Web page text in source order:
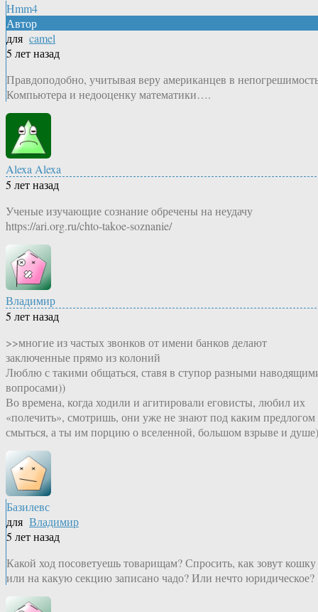
Hmm4
Автор
для camel
5 лет назад
Правдоподобно, учитывая веру американцев в
Компьютера и недооценку математики….
Alexa Alexa
5 лет назад
Ученые изучающие сознание обречены на неудачу
https://ari.org.ru/chto-takoe-soznanie/
Владимир
5 лет назад
>>многие из частых звонков от имени банков делают
заключенные прямо из колоний
Люблю с такими общаться, ставя в ступор разными
вопросами))
Во времена, когда ходили и агитировали еговисты, любил их
«полечить», смотришь, они уже не знают под каким предлогом
смыться, а ты им порцию о вселенной, большом взрыве и
Базилевс
для Владимир
5 лет назад
Какой ход посоветуешь товарищам? Спросить, как зовут кошку
или на какую секцию записано чадо? Или нечто юридическое?